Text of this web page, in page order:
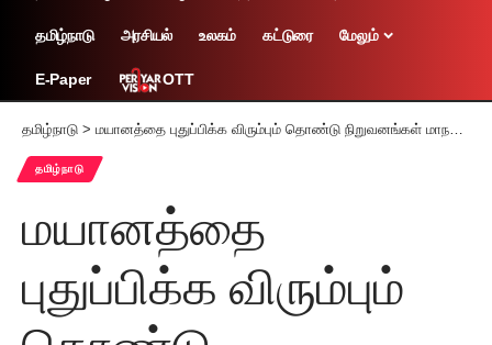
தமிழ்நாடு அரசியல் உலகம் கட்டுரை மேலும்
E-Paper OTT
தமிழ்நாடு > மயானத்தை புதுப்பிக்க விரும்பும் தொண்டு நிறுவனங்கள் மாநகராட்சியை அணுகலாம் சென்னை ஆணையர் அழைப்பு
தமிழ்நாடு
மயானத்தை
புதுப்பிக்க விரும்பும்